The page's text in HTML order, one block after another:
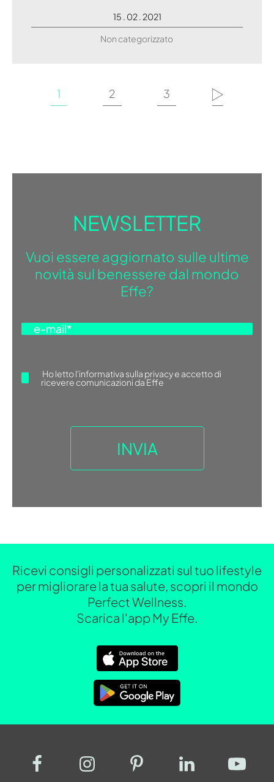
15 . 02 . 2021
Non categorizzato
1 2 3
NEWSLETTER
Vuoi essere aggiornato sulle ultime
novità sul benessere dal mondo
Effe?
Ho lettol'informativa sulla privacye accetto di
ricevere comunicazioni da Effe
Ricevi consigli personalizzati sul tuo lifestyle
per migliorare la tua salute, scopri il mondo
Perfect Wellness.
Scarica l'app My Effe.